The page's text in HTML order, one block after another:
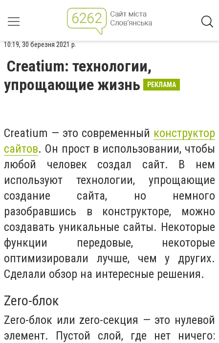
10:19, 30 березня 2021 р.
Creatium: технологии,
упрощающие жизнь
РЕКЛАМА
Creatium — это современный конструктор
сайтов. Он прост в использовании, чтобы
любой человек создал сайт. В нем
используют технологии, упрощающие
создание сайта, но немного
разобравшись в конструкторе, можно
создавать уникальные сайты. Некоторые
функции передовые, некоторые
оптимизировали лучше, чем у других.
Сделали обзор на интересные решения.
Zero-блок
Zero-блок или zero-секция — это нулевой
элемент. Пустой слой, где нет ничего: